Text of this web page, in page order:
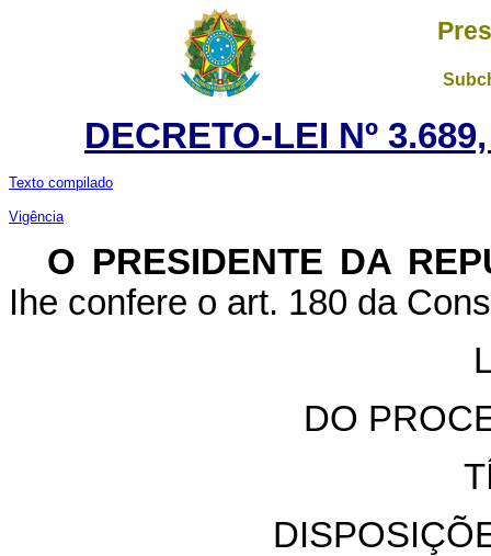
DECRETO-LEI Nº
Texto compilado
Vigência
O PRESIDENTE DA
Ihe confere o art. 180 da
DO